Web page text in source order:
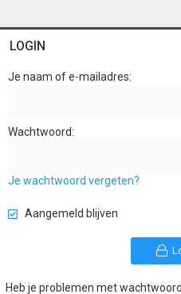
LOGIN
Je naam of e-mailadres
Wachtwoord
Je wachtwoord vergeten?
Aangemeld blijven
Heb je problemen met